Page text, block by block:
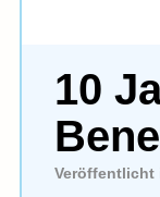
10
Veröffentlicht